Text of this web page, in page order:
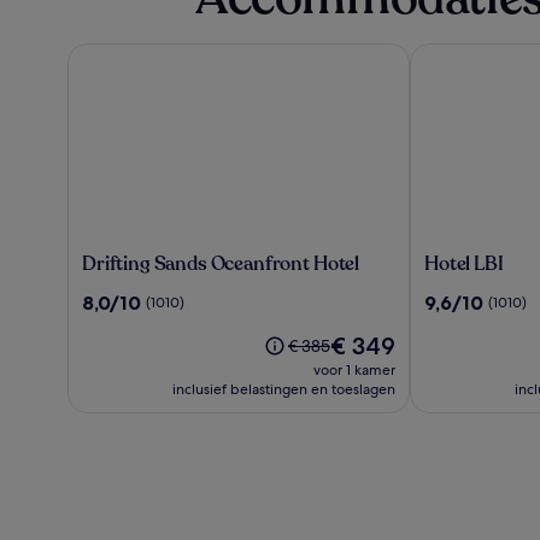
Drifting
Oceanfront
Drifting Sands Oceanfront Hotel
8.0
8,0/10 (1010)
De
prijs
was
€ 385De
prijs
is
€ 349
voor 1 kamer
inclusief belastingen en toeslagen
Hotel
Hotel LBI
9.6
9,6/10 (1010)